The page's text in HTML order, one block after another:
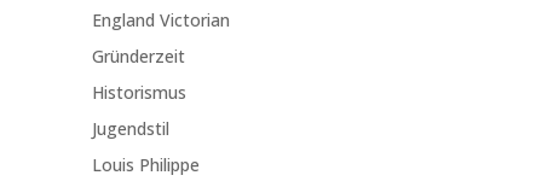
England Victorian
Gründerzeit
Historismus
Jugendstil
Louis Philippe